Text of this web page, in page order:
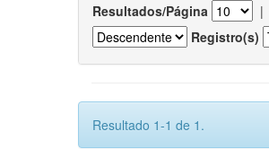
Resultados/Página |
Registro(s)
Resultado 1-1 de 1.